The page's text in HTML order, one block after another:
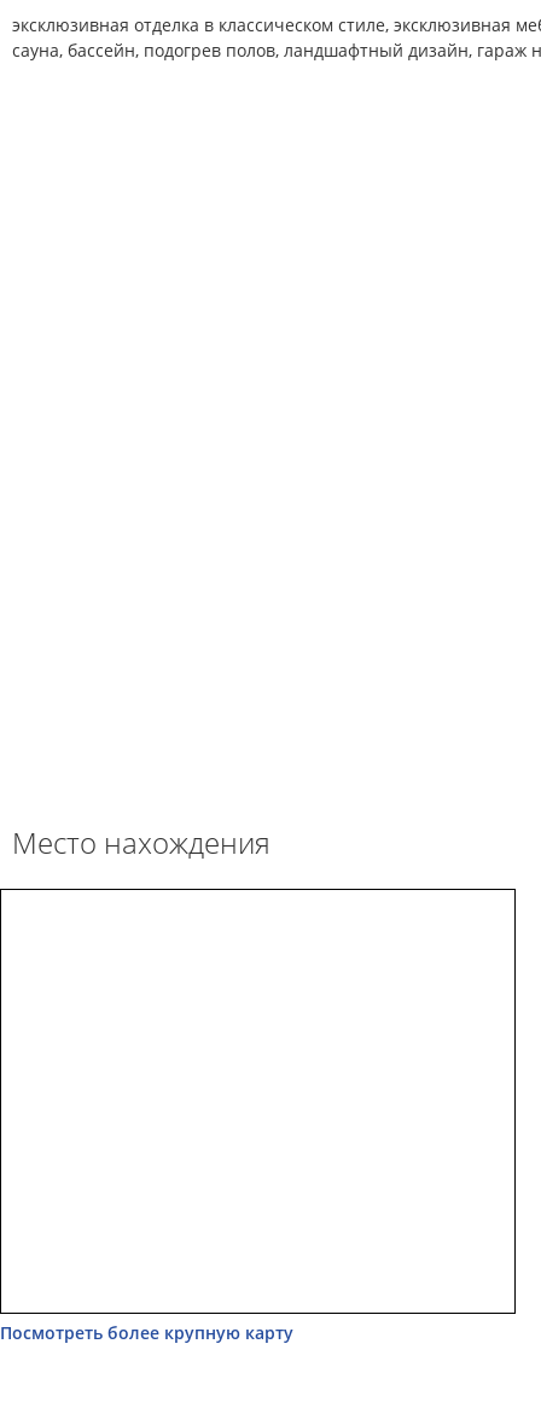
эксклюзивная отделка в классическом стиле, эксклюзивная
сауна, бассейн, подогрев полов, ландшафтный дизайн,
Место нахождения
Посмотреть более крупную карту